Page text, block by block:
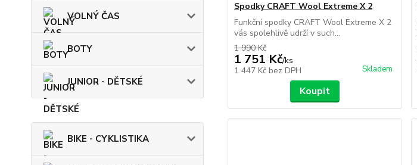
VOLNÝ ČAS
BOTY
JUNIOR - DĚTSKÉ
BIKE - CYKLISTIKA
Spodky CRAFT Wool Extreme X 2
Funkční spodky CRAFT Wool Extreme X 2
vás spolehlivě udrží v such...
1 990 Kč
1 751 Kč/ks
1 447 Kč bez DPH Skladem
Koupit